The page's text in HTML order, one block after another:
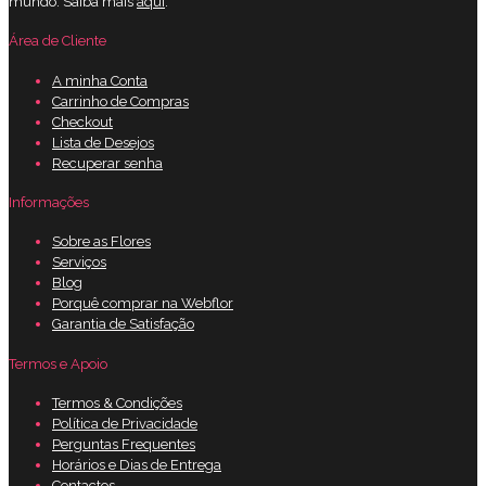
Área de Cliente
A minha Conta
Carrinho de Compras
Checkout
Lista de Desejos
Recuperar senha
Informações
Sobre as Flores
Serviços
Blog
Porquê comprar na Webflor
Garantia de Satisfação
Termos e Apoio
Termos & Condições
Política de Privacidade
Perguntas Frequentes
Horários e Dias de Entrega